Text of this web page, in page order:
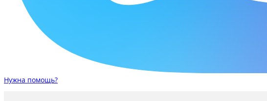
Нужна помощь?